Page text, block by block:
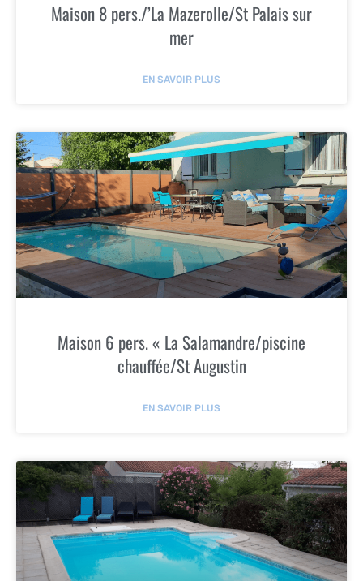
Maison 8 pers./’La Mazerolle/St Palais sur
mer
EN SAVOIR PLUS
Maison 6 pers. « La Salamandre/piscine
chauffée/St Augustin
EN SAVOIR PLUS